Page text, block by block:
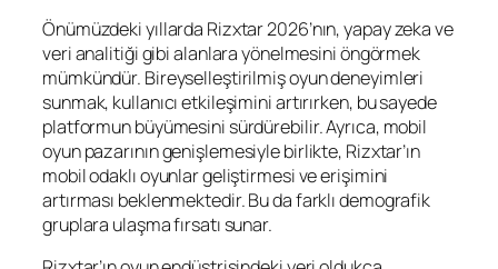
Önümüzdeki yıllarda Rizxtar 2026’nın, yapay zeka ve
veri analitiği gibi alanlara yönelmesini öngörmek
mümkündür. Bireyselleştirilmiş oyun deneyimleri
sunmak, kullanıcı etkileşimini artırırken, bu sayede
platformun büyümesini sürdürebilir. Ayrıca, mobil
oyun pazarının genişlemesiyle birlikte, Rizxtar’ın
mobil odaklı oyunlar geliştirmesi ve erişimini
artırması beklenmektedir. Bu da farklı demografik
gruplara ulaşma fırsatı sunar.